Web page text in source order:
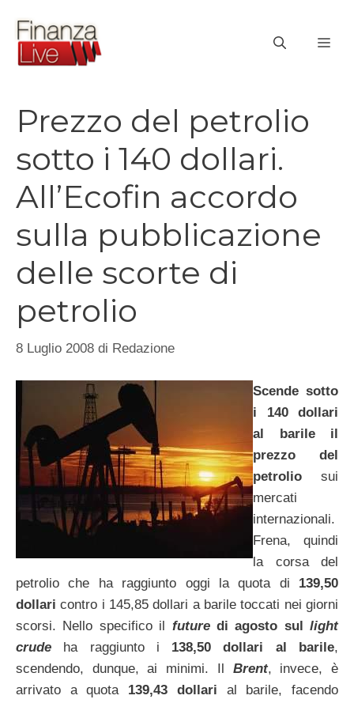
contenuto
Prezzo del petrolio
sotto i 140 dollari.
All’Ecofin accordo
sulla pubblicazione
delle scorte di
petrolio
8 Luglio 2008 di Redazione
Scende sotto
i 140 dollari
al barile il
prezzo del
petrolio sui
mercati
internazionali.
Frena, quindi
la corsa del
petrolio che ha raggiunto oggi la quota di 139,50
dollari contro i 145,85 dollari a barile toccati nei giorni
scorsi. Nello specifico il futuredi agosto sul light
crude ha raggiunto i 138,50 dollari al barile,
scendendo, dunque, ai minimi. Il Brent, invece, è
arrivato a quota 139,43 dollari al barile, facendo